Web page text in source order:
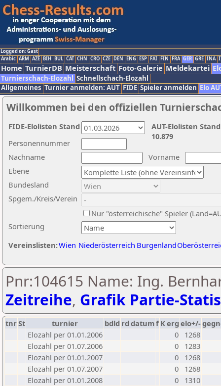
Logged on: Gast
Arabic ARM AZE BIH BUL CAT CHN CRO CZE DEN ENG ESP FAI FIN FRA GER GRE INA
Home TurnierDB Meisterschaft Foto-Galerie Meldekartei
Turnierschach-Elozahl Schnellschach-Elozahl
Allgemeines Turnier anmelden: AUT FIDE Spieler anmelden Elo
Willkommen bei den offiziellen
Nachname
Vorname
Ebene
Sortierung
Personennummer
Bundesland
Spgem./Kreis/Verein
Nur "österreichische" Spieler
Vereinslisten:Wien Niederösterreich Burgenland
AUT-Elolisten
10.879
FIDE-Elolisten Stand
Pnr:104615 Name: Ing.
Zeitreihe, Grafik Partie-
tnrSt turnier bdld rd datumf Kerg elo+/-
Elozahl per 01.01.2006
0
1268
Elozahl per 01.07.2006
0
1283
Elozahl per 01.01.2007
0
1268
Elozahl per 01.07.2007
0
1268
Elozahl per 01.01.2008
0
1310